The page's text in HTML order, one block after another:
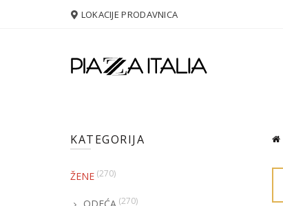
LOKACIJE PRODAVNICA
KATEGORIJA
ŽENE (270)
(270)